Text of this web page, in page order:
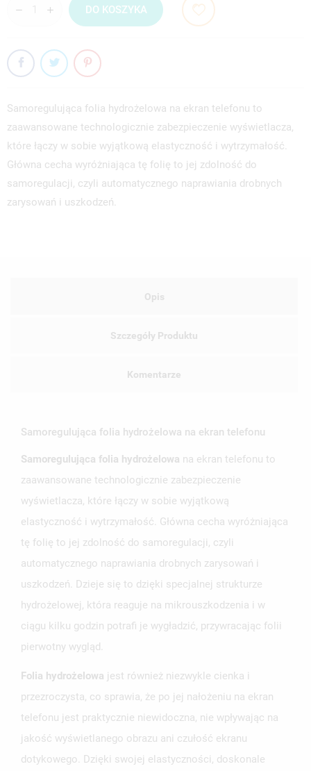
DO KOSZYKA
Samoregulująca folia hydrożelowa na ekran telefonu to
zaawansowane technologicznie zabezpieczenie wyświetlacza,
które łączy w sobie wyjątkową elastyczność i wytrzymałość.
Główna cecha wyróżniająca tę folię to jej zdolność do
samoregulacji, czyli automatycznego naprawiania drobnych
zarysowań i uszkodzeń.
Opis
Szczegóły Produktu
Komentarze
Samoregulująca folia hydrożelowa na ekran telefonu
Samoregulująca folia hydrożelowa na ekran telefonu to
zaawansowane technologicznie zabezpieczenie
wyświetlacza, które łączy w sobie wyjątkową
elastyczność i wytrzymałość. Główna cecha wyróżniająca
tę folię to jej zdolność do samoregulacji, czyli
automatycznego naprawiania drobnych zarysowań i
uszkodzeń. Dzieje się to dzięki specjalnej strukturze
hydrożelowej, która reaguje na mikrouszkodzenia i w
ciągu kilku godzin potrafi je wygładzić, przywracając folii
pierwotny wygląd.
Folia hydrożelowa jest również niezwykle cienka i
przezroczysta, co sprawia, że po jej nałożeniu na ekran
telefonu jest praktycznie niewidoczna, nie wpływając na
jakość wyświetlanego obrazu ani czułość ekranu
dotykowego. Dzięki swojej elastyczności, doskonale